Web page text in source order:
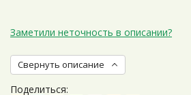
Заметили неточность в описании?
Свернуть описание
Поделиться: